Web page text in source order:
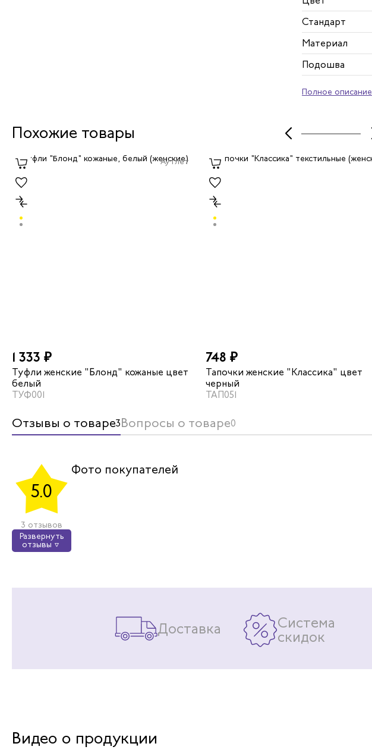
Стандарт
Материал
Подошва
Полное описание
Похожие товары
Аутлет
1 333 ₽
Туфли женские "Блонд" кожаные цвет
белый
ТУФ001
748 ₽
Тапочки женские "Классика" цвет
черный
ТАП051
Отзывы о товаре3Вопросы о товаре0
5.0
3 отзывов
Развернуть
отзывы
Фото покупателей
Доставка Система
скидок
Видео о продукции